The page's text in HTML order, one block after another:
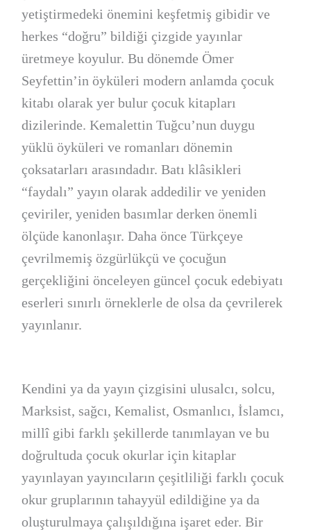
yetiştirmedeki önemini keşfetmiş gibidir ve
herkes “doğru” bildiği çizgide yayınlar
üretmeye koyulur. Bu dönemde Ömer
Seyfettin’in öyküleri modern anlamda çocuk
kitabı olarak yer bulur çocuk kitapları
dizilerinde. Kemalettin Tuğcu’nun duygu
yüklü öyküleri ve romanları dönemin
çoksatarları arasındadır. Batı klâsikleri
“faydalı” yayın olarak addedilir ve yeniden
çeviriler, yeniden basımlar derken önemli
ölçüde kanonlaşır. Daha önce Türkçeye
çevrilmemiş özgürlükçü ve çocuğun
gerçekliğini önceleyen güncel çocuk edebiyatı
eserleri sınırlı örneklerle de olsa da çevrilerek
yayınlanır.
Kendini ya da yayın çizgisini ulusalcı, solcu,
Marksist, sağcı, Kemalist, Osmanlıcı, İslamcı,
millî gibi farklı şekillerde tanımlayan ve bu
doğrultuda çocuk okurlar için kitaplar
yayınlayan yayıncıların çeşitliliği farklı çocuk
okur gruplarının tahayyül edildiğine ya da
oluşturulmaya çalışıldığına işaret eder. Bir